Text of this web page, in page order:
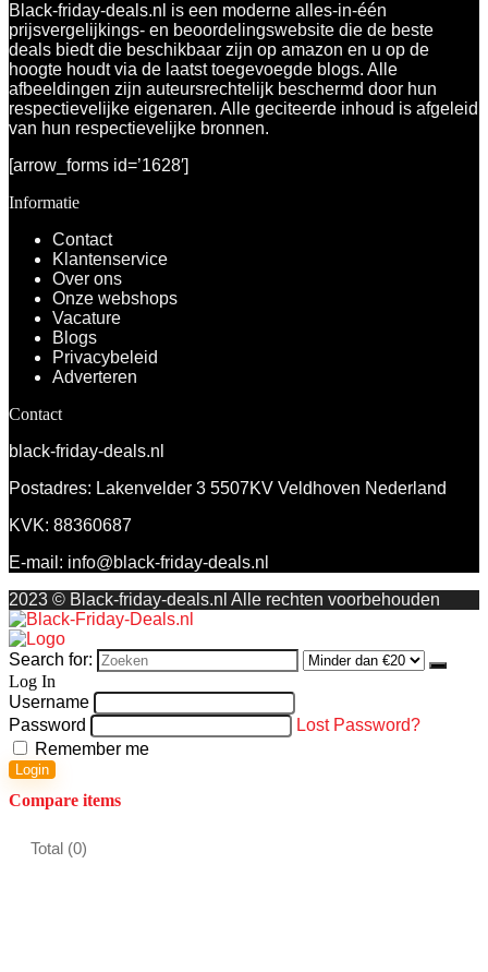
Black-friday-deals.nl is een moderne alles-in-één
prijsvergelijkings- en beoordelingswebsite die de beste
deals biedt die beschikbaar zijn op amazon en u op de
hoogte houdt via de laatst toegevoegde blogs. Alle
afbeeldingen zijn auteursrechtelijk beschermd door hun
respectievelijke eigenaren. Alle geciteerde inhoud is afgeleid
van hun respectievelijke bronnen.
[arrow_forms id=’1628′]
Informatie
Contact
Klantenservice
Over ons
Onze webshops
Vacature
Blogs
Privacybeleid
Adverteren
Contact
black-friday-deals.nl
Postadres: Lakenvelder 3 5507KV Veldhoven Nederland
KVK: 88360687
E-mail: info@black-friday-deals.nl
2023 © Black-friday-deals.nl Alle rechten voorbehouden
Search for:
Log In
Username
Password
Lost Password?
Remember me
Login
Compare items
Total (0)